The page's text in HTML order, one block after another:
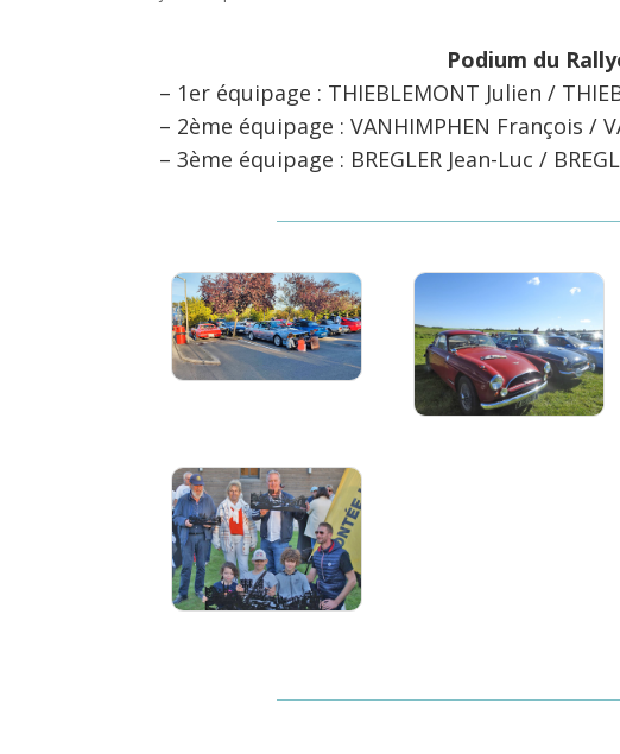
Podium du
– 1er équipage : THIEBLEMONT Julien /
– 2ème équipage : VANHIMPHEN François /
– 3ème équipage : BREGLER Jean-Luc /